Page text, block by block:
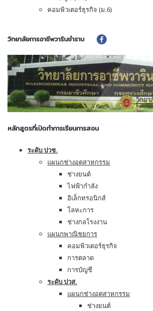
คอมพิวเตอร์ธุรกิจ (ม.6)
วิทยาลัยการอาชีพวารินชำราบ
หลักสูตรที่เปิดทำการเรียนการสอน
ระดับ ปวช.
แผนกช่างอุตสาหกรรม
ช่างยนต์
ไฟฟ้ากำลัง
อิเล็กทรอนิกส์
โลหะการ
ช่างกลโรงงาน
แผนกพาณิชยการ
คอมพิวเตอร์ธุรกิจ
การตลาด
การบัญชี
ระดับ ปวส.
แผนกช่างอุตสาหกรรม
ช่างยนต์